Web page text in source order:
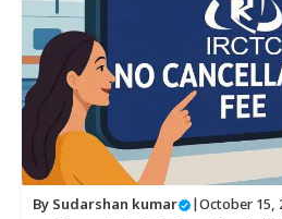
By Sudarshan kumar October 15,